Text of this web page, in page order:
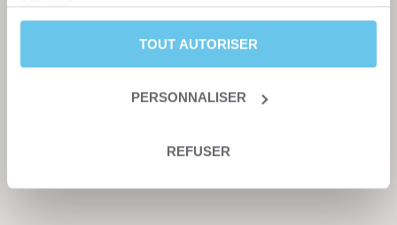
TOUT AUTORISER
PERSONNALISER
REFUSER